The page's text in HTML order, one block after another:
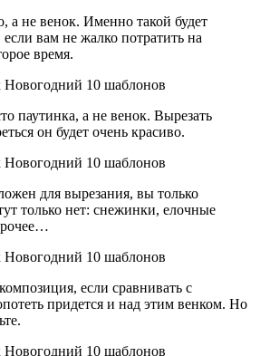
а не венок. Именно такой будет
вам не жалко потратить на
время.
паутинка, а не венок. Вырезать
он будет очень красиво.
для вырезания, вы только
только нет: снежинки, елочные
если сравнивать с
придется и над этим венком. Но